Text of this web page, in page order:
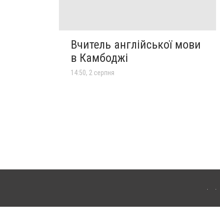
Вчитель англійської мови
в Камбоджі
14:50, 2 серпня